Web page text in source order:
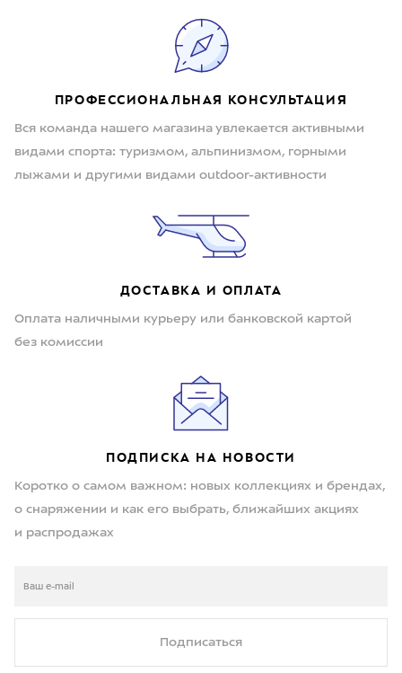
ПРОФЕССИОНАЛЬНАЯ КОНСУЛЬТАЦИЯ
Вся команда нашего магазина увлекается активными
видами спорта: туризмом, альпинизмом, горными
лыжами и другими видами outdoor-активности
ДОСТАВКА И ОПЛАТА
Оплата наличными курьеру или банковской картой
без комиссии
ПОДПИСКА НА НОВОСТИ
Коротко о самом важном: новых коллекциях и брендах,
о снаряжении и как его выбрать, ближайших акциях
и распродажах
Подписаться